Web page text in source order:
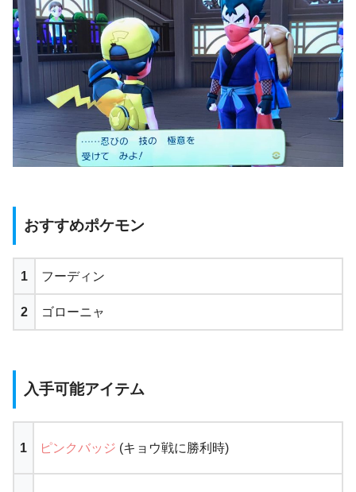
おすすめポケモン
1 フーディン
2 ゴローニャ
入手可能アイテム
1 ピンクバッジ (キョウ戦に勝利時)